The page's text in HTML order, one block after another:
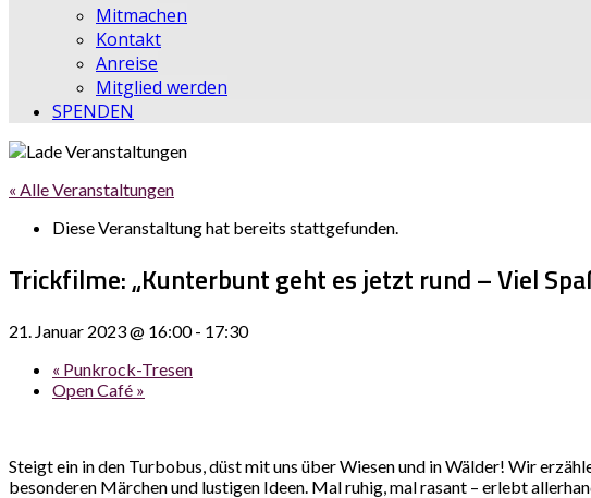
Mitmachen
Kontakt
Anreise
Mitglied werden
SPENDEN
« Alle Veranstaltungen
Diese Veranstaltung hat bereits stattgefunden.
Trickfilme: „Kunterbunt geht es jetzt rund – Viel
21. Januar 2023 @ 16:00- 17:30
« Punkrock-Tresen
Open Café »
Steigt ein in den Turbobus, düst mit uns über Wiesen und in Wälder! Wir
besonderen Märchen und lustigen Ideen. Mal ruhig, mal rasant – erlebt